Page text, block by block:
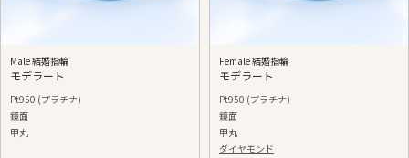
Male 結婚指輪
モデラート
Pt950 (プラチナ)
鏡面
甲丸
Female 結婚指輪
モデラート
Pt950 (プラチナ)
鏡面
甲丸
ダイヤモンド